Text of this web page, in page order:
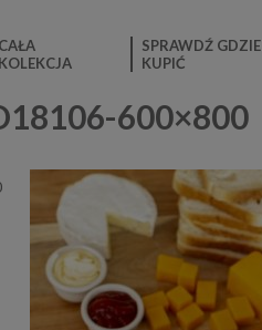
CAŁA
KOLEKCJA
SPRAWDŹ GDZIE
KUPIĆ
600×800